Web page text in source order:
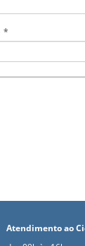
*
Atendimento ao